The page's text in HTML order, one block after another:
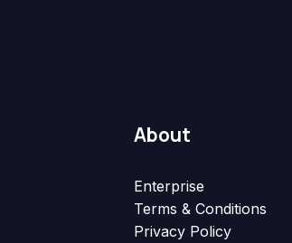
About
Enterprise
Terms & Conditions
Privacy Policy